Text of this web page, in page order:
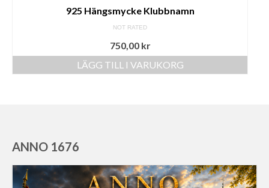
925 Hängsmycke Klubbnamn
NOT RATED
750,00 kr
LÄGG TILL I VARUKORG
ANNO 1676